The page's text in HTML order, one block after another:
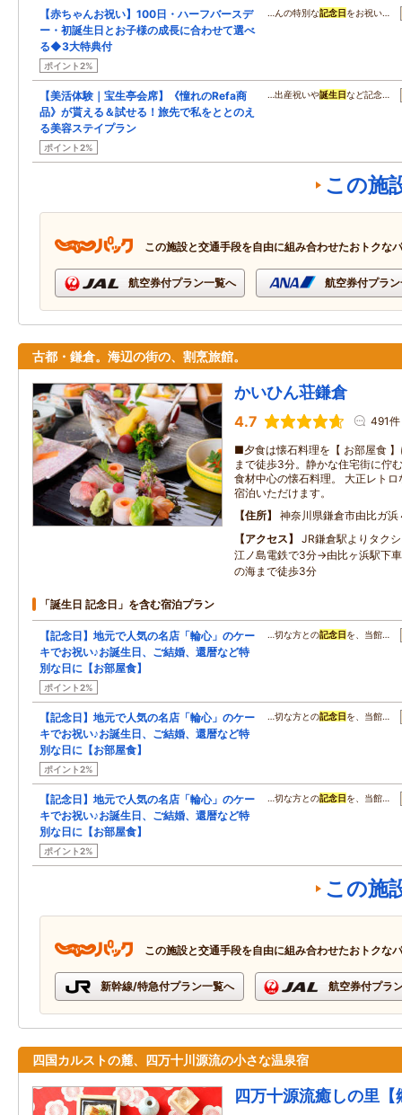
【赤ちゃんお祝い】100日・ハーフバースデ
ー・初誕生日とお子様の成長に合わせて選べ
る◆3大特典付
ポイント2%
…んの特別な記念日 をお祝い…
【美活体験｜宝生亭会席】《憧れのRefa商
品》が貰える＆試せる！旅先で私をととのえ
る美容ステイプラン
ポイント2%
…出産祝いや誕生日など記念…
この施
この施設と交通手段を自由に組み合わせたおトクな
航空券付プラン一覧へ 航空券付プラ
古都・鎌倉。海辺の街の、割烹旅館。
かいひん荘鎌倉
4.7 491件
■夕食は懐石料理を【 お部屋食
まで徒歩3分。静かな住宅街に佇
食材中心の懐石料理。 大正レト
宿泊いただけます。
住所
神奈川県鎌倉市由比ガ浜
アクセス
JR鎌倉駅よりタク
江ノ島電鉄で3分→由比ヶ浜駅下
の海まで徒歩3分
「誕生日 記念日」を含む宿泊プラン
【記念日】地元で人気の名店「輪心」のケー
キでお祝い♪お誕生日、ご結婚、還暦など特
別な日に【お部屋食】
ポイント2%
…切な方との記念日 を、当館…
【記念日】地元で人気の名店「輪心」のケー
キでお祝い♪お誕生日、ご結婚、還暦など特
別な日に【お部屋食】
ポイント2%
…切な方との記念日 を、当館…
【記念日】地元で人気の名店「輪心」のケー
キでお祝い♪お誕生日、ご結婚、還暦など特
別な日に【お部屋食】
ポイント2%
…切な方との記念日 を、当館…
この施
この施設と交通手段を自由に組み合わせたおトクな
新幹線/特急付プラン一覧へ 航空券付プラ
四国カルストの麓、四万十川源流の小さな温泉宿
四万十源流癒しの里【